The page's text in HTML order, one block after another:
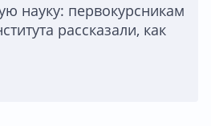
науку: первокурсникам
рассказали, как